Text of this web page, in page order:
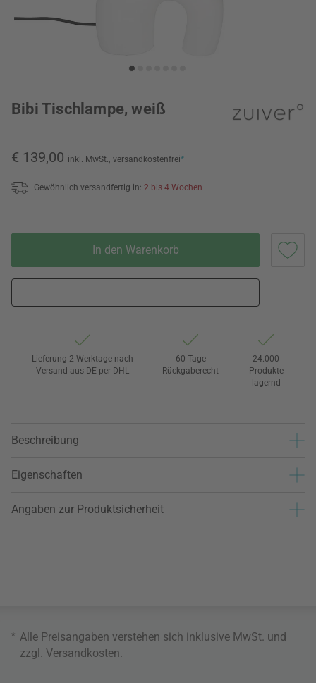
Bibi Tischlampe, weiß
€ 139,00 inkl. MwSt., versandkostenfrei*
Gewöhnlich versandfertig in: 2 bis 4 Wochen
In den Warenkorb
Lieferung 2 Werktage nach
Versand aus DE per DHL
60 Tage
Rückgaberecht
24.000
Produkte
lagernd
Beschreibung
Eigenschaften
Angaben zur Produktsicherheit
* Alle Preisangaben verstehen sich inklusive MwSt. und
zzgl. Versandkosten